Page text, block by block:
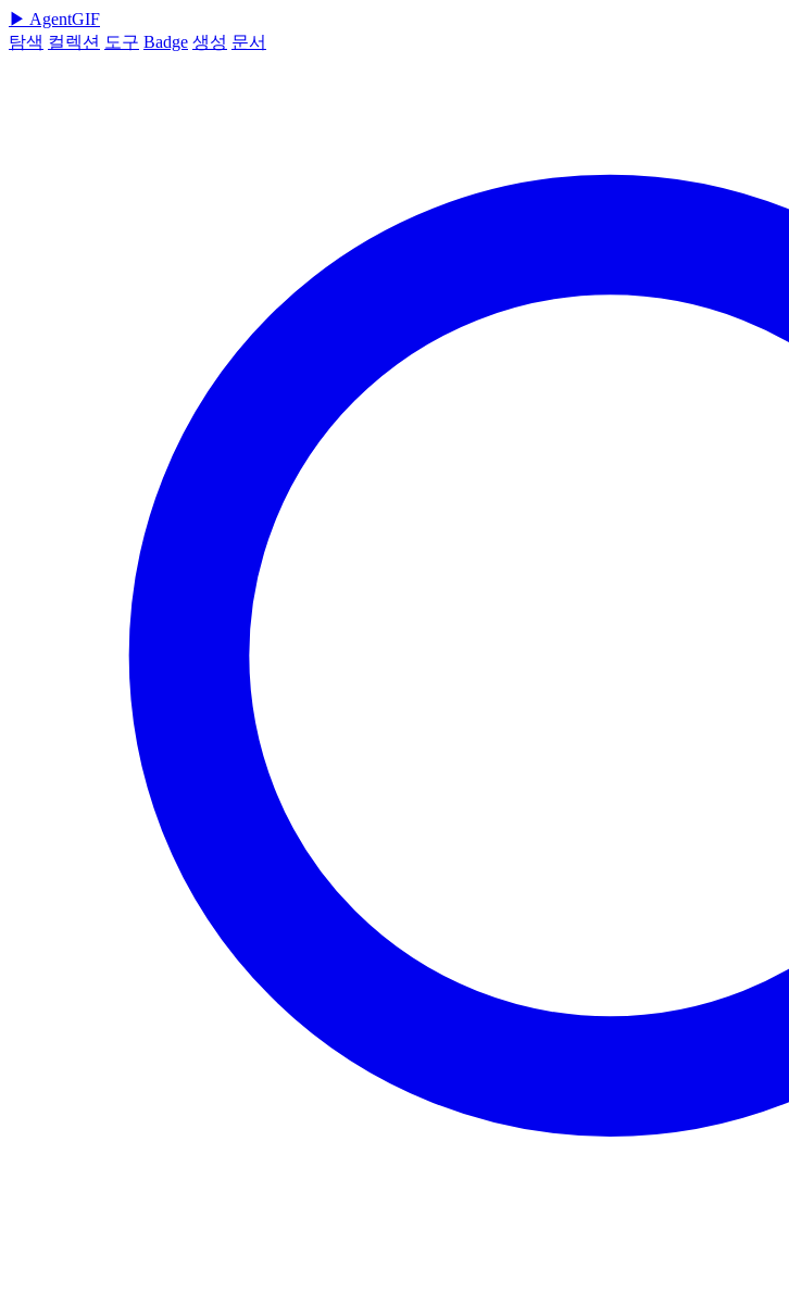
▶ AgentGIF
탐색 컬렉션 도구 Badge 생성 문서